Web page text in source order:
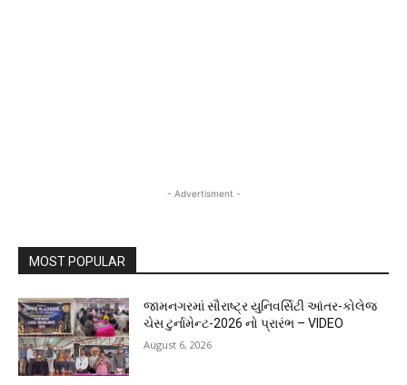
- Advertisment -
MOST POPULAR
જામનગરમાં સૌરાષ્ટ્ર યુનિવર્સિટી આંતર-કોલેજ
ચેસ ટુર્નામેન્ટ-2026 નો પ્રારંભ – VIDEO
August 6, 2026